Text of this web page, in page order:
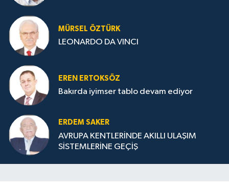
MÜRSEL ÖZTÜRK
LEONARDO DA VINCI
EREN ERTOKSÖZ
Bakırda iyimser tablo devam ediyor
ERDEM SAKER
AVRUPA KENTLERİNDE AKILLI ULAŞIM
SİSTEMLERİNE GEÇİŞ